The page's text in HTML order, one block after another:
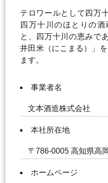
テロワールとして四万
四万十川のほとりの
と、四万十川の恵みで
井田米（にこまる）」
ます。
事業者名
文本酒造株式会社
本社所在地
〒786-0005 高知県高
ホームページ